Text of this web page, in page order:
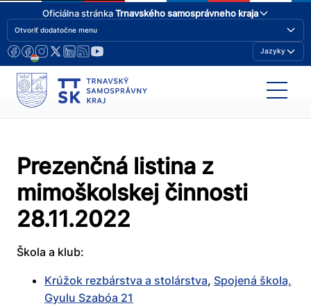
Oficiálna stránkaTrnavského samosprávneho kraja
Otvoriť dodatočne menu
Jazyky
Prezenčná listina z
mimoškolskej činnosti
28.11.2022
Škola a klub:
Krúžok rezbárstva a stolárstva, Spojená škola,
Gyulu Szabóa 21